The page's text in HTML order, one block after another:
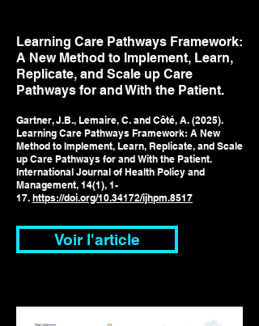
Learning Care Pathways Framework:
A New Method to Implement, Learn,
Replicate, and Scale up Care
Pathways for and With the Patient.
Gartner, J.B., Lemaire, C. and Côté, A. (2025).
Learning Care Pathways Framework: A New
Method to Implement, Learn, Replicate, and Scale
up Care Pathways for and With the Patient.
International Journal of Health Policy and
Management, 14(1), 1-
17. https://doi.org/10.34172/ijhpm.8517
Voir l'article